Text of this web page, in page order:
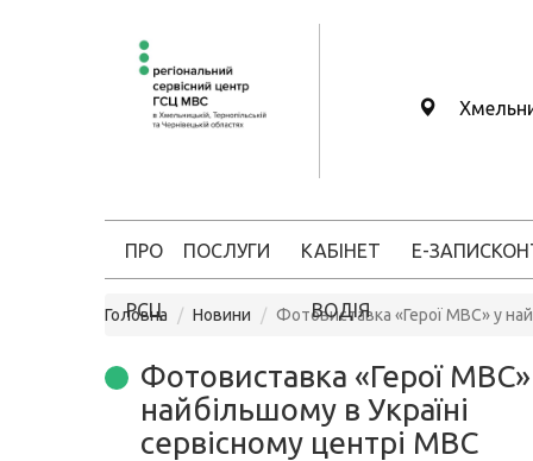
ПРО
РСЦ
ПОСЛУГИ КАБІНЕТ
ВОДІЯ
Е-ЗАПИС
Головна Новини Фотовиставка «Герої МВС» у
Фотовиставка «Герої
найбільшому в Україні
сервісному центрі МВС